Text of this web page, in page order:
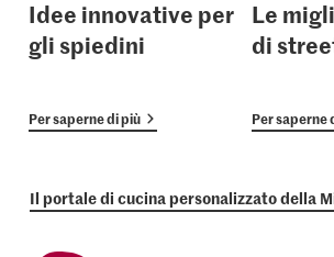
Idee innovative per
gli spiedini
Per saperne di più
Le
di
Per saperne
Il portale di cucina personalizzato della